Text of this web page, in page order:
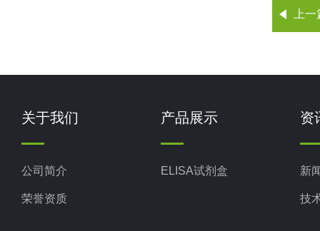
上
关于我们
公司简介
荣誉资质
产品展示
ELISA试剂盒
资
新
技